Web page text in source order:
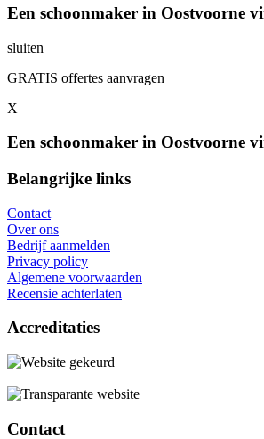
Een schoonmaker in Oostvoorne
sluiten
GRATIS offertes aanvragen
X
Een schoonmaker in Oostvoorne
Belangrijke links
Contact
Over ons
Bedrijf aanmelden
Privacy policy
Algemene voorwaarden
Recensie achterlaten
Accreditaties
Contact